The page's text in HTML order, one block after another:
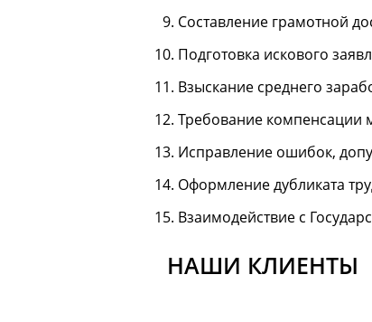
Составление грамотной
Подготовка искового
Взыскание среднего
Требование компенсации
Исправление ошибок,
Оформление дубликата
Взаимодействие с
НАШИ КЛИЕНТЫ